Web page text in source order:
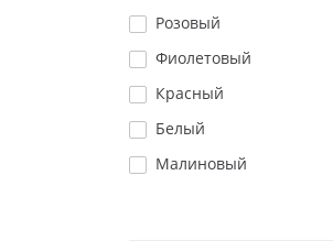
Розовый
Фиолетовый
Красный
Белый
Малиновый